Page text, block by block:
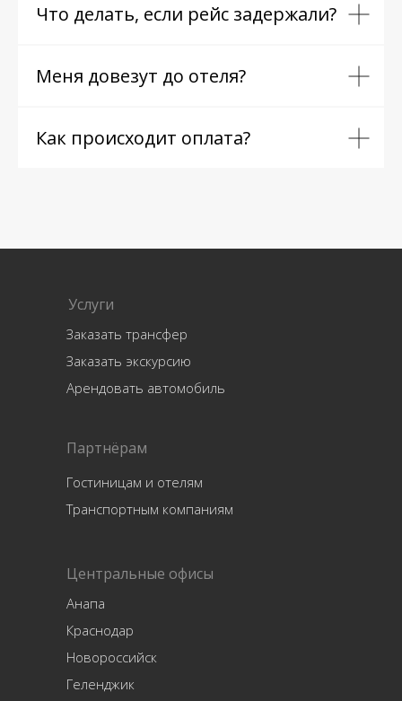
Что делать, если рейс задержали?
Меня довезут до отеля?
Как происходит оплата?
Услуги
Центральные офисы
Заказать трансфер
Заказать экскурсию
Арендовать автомобиль
Анапа
Краснодар
Новороссийск
Геленджик
Партнёрам
Гостиницам и отелям
Транспортным компаниям